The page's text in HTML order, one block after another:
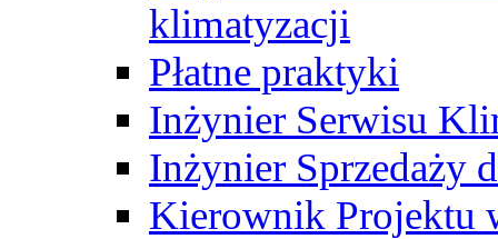
klimatyzacji
Płatne praktyki
Inżynier Serwisu
Inżynier Sprzedaży
Kierownik Projektu